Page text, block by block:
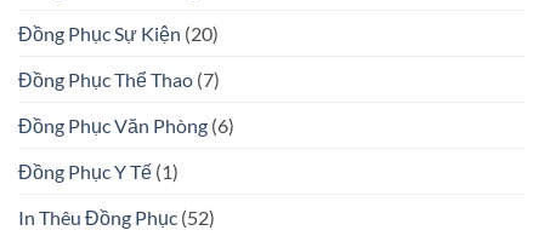
Đồng Phục Sự Kiện (20)
Đồng Phục Thể Thao (7)
Đồng Phục Văn Phòng (6)
Đồng Phục Y Tế (1)
In Thêu Đồng Phục (52)